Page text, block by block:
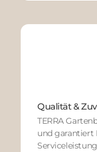
Qualität &
TERRA
und garantiert